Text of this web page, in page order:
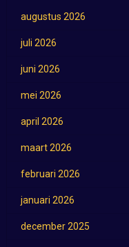
augustus 2026
juli 2026
juni 2026
mei 2026
april 2026
maart 2026
februari 2026
januari 2026
december 2025